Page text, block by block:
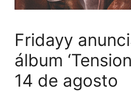
Fridayy
álbum
14 de agosto